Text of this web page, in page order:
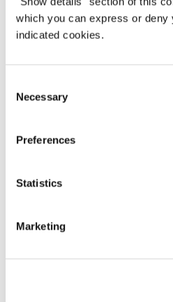
which you can express or deny
indicated cookies.
Selection
Necessary
Preferences
Statistics
Marketing